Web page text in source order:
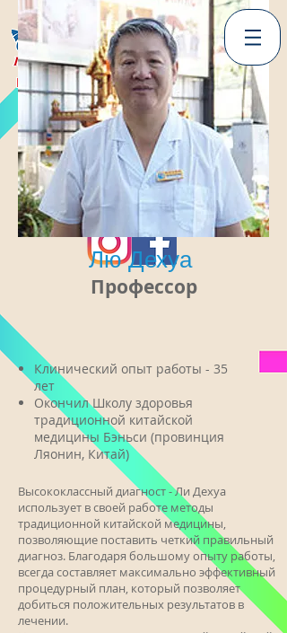
Роял Шарк
Центр традиционнойкитайской медицины
Бесплатный трансфер
Бесплатная диагностика
+66 99 361 2777(по-русски)
WhatsApp
Лю Дехуа
Профессор
Клинический опыт работы - 35
лет
Окончил Школу здоровья
традиционной китайской
медицины Бэньси (провинция
Ляонин, Китай)
Высококлассный диагност - Ли Дехуа
использует в своей работе методы
традиционной китайской медицины,
позволяющие поставить четкий правильный
диагноз. Благодаря большому опыту работы,
всегда составляет максимально эффективный
процедурный план, который позволяет
добиться положительных результатов в
лечении.